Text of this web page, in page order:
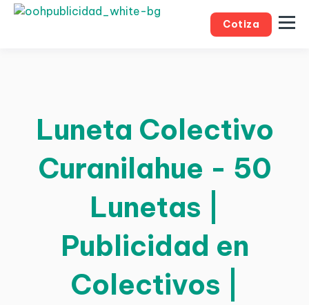
Cotiza
Luneta Colectivo
Curanilahue - 50
Lunetas |
Publicidad en
Colectivos |